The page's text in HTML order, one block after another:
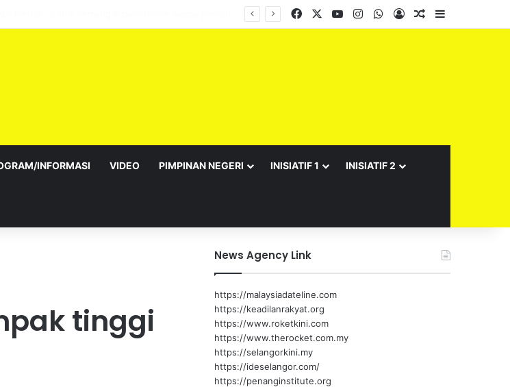
Facebook YouTubeInstagramWhatsApp
Log InRandom Article
INFORMASI VIDEO PIMPINAN NEGERI INISIATIF 1 INISIATIF 2
tinggi
News Agency Link
https://malaysiadateline.com
https://keadilanrakyat.org
https://www.roketkini.com
https://www.therocket.com.my
https://selangorkini.my
https://ideselangor.com/
https://penanginstitute.org